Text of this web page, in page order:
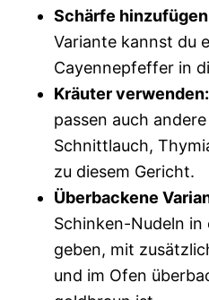
Schärfe
Variante kannst du
Cayennepfeffer in
Kräuter verwenden:
passen auch
Schnittlauch,
zu diesem Gericht.
Überbackene
Schinken-Nudeln
geben, mit
und im Ofen